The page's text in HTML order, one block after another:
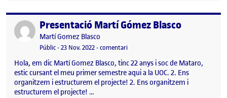
Publicat perPresentació Martí Gómez Blasco
Publicat per
Martí Gomez Blasco
Visibilitat:
Públic-Data de publicació
23 Nov. 202223 novembre, 2022 10:30 pm
-comentariel Presentació Martí Gómez Blasco
Hola, em dic Martí Gomez Blasco, tinc 22 anys i soc de Mataro,
estic cursant el meu primer semestre aqui a la UOC. 2. Ens
organitzem i estructurem el projecte! 2. Ens organitzem i
estructurem el projecte! …